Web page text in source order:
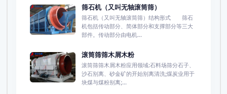
筛石机（又叫无轴滚筒筛）
筛石机（又叫无轴滚筒筛）结构形式 筛石
机包括传动部分、简体部分和支撑部分等三大
部件。传动部分由电机...
滚筒筛筛木屑木粉
滚筒筛筛木屑木粉应用领域:石料场筛分石子、
沙石别离、砂金矿的开始别离清洗;煤炭业用于
块煤与煤粉别离;...